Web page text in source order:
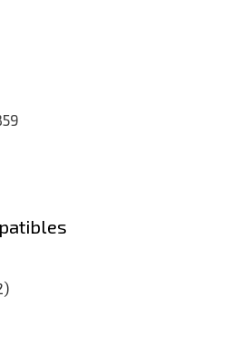
motor K9K / OM607)
motor K9K / OM607)